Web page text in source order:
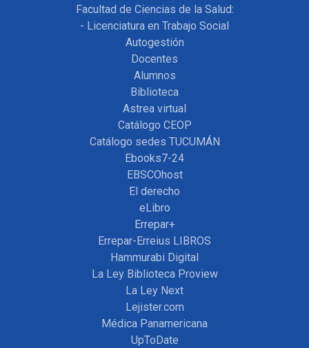
Facultad de Ciencias de la Salud:
- Licenciatura en Trabajo Social
Autogestión
Docentes
Alumnos
Biblioteca
Astrea virtual
Catálogo CEOP
Catálogo sedes TUCUMÁN
Ebooks7-24
EBSCOhost
El derecho
eLibro
Errepar+
Errepar-Erreius LIBROS
Hammurabi Digital
La Ley Biblioteca Proview
La Ley Next
Lejister.com
Médica Panamericana
UpToDate